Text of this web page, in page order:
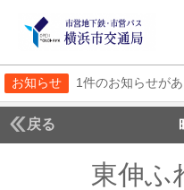
お知らせ 1件のお知らせが
戻る
東伸ふ